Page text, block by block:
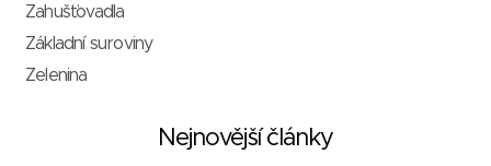
Zahušťovadla
Základní suroviny
Zelenina
Nejnovější články